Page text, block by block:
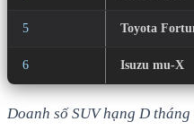
5 Toyota
6 Isuzu mu-X
Doanh số SUV hạng D